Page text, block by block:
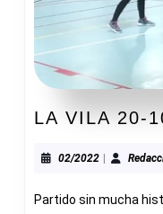
LA VILA 20-
02/202202/2022
|
Partido sin mucha